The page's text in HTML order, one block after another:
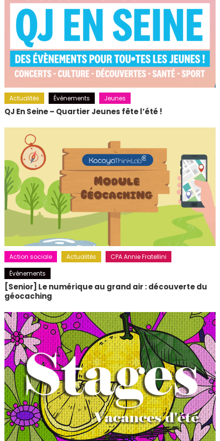
Actualités Événements Jeunes
QJ En Seine – Quartier Jeunes fête l’été !
Action sociale Actualités
CPA Annie Fratellini
Événements
[Senior] Le numérique au grand air : découverte du
géocaching